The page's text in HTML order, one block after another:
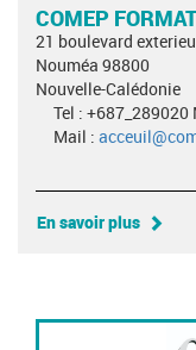
COMEP
21 boulevard
Nouméa 98800
Nouvelle-Calédonie
Tel :
Mail :
En savoir plus